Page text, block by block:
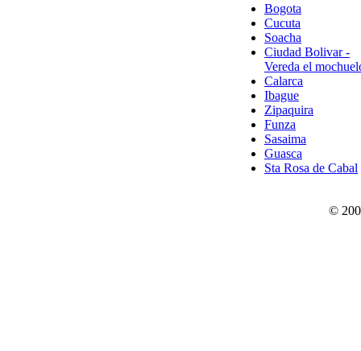
Bogota
Cucuta
Soacha
Ciudad Bolivar -
Vereda el
Calarca
Ibague
Zipaquira
Funza
Sasaima
Guasca
Sta Rosa de Cabal
©